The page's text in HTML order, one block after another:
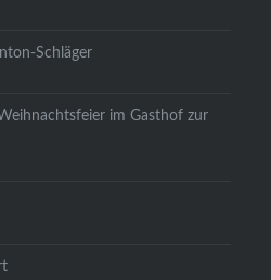
Schläger
im Gasthof zur